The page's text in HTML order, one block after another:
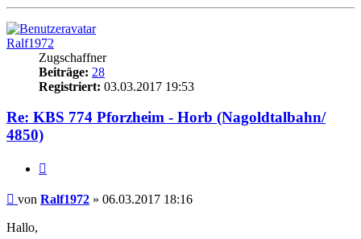
Ralf1972
Zugschaffner
Beiträge: 28
Registriert: 03.03.2017 19:53
Re: KBS 774 Pforzheim - Horb (Nagoldtalbahn/
4850)
Beitrag
von Ralf1972 » 06.03.2017 18:16
Hallo,